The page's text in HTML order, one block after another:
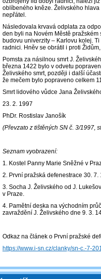
oblíbeného kněze. Želivského
nepřátel.
Následovala krvavá odplata za
den byli na Novém Městě
budovu univerzity – Karlovu kolej.
radnici. Hněv se obrátil i proti
Pomsta za násilnou smrt J.
března 1422 bylo v odvetu
Želivského smrt, později i další
že mečem bylo popraveno celkem
Smrt lidového vůdce Jana
23. 2. 1997
PhDr. Rostislav Janošík
(Převzato z tištěných SN č. 3/1997,
Seznam vyobrazení:
1. Kostel Panny Marie Sněžné v
2. První pražská defenestrace 30. 7.
3. Socha J. Želivského od J.
v Praze.
4. Pamětní deska na východním
zavraždění J. Želivského dne 9. 3.
Odkaz na článek o První pražské
https://www.i-sn.cz/clanky/sn-c.-7-